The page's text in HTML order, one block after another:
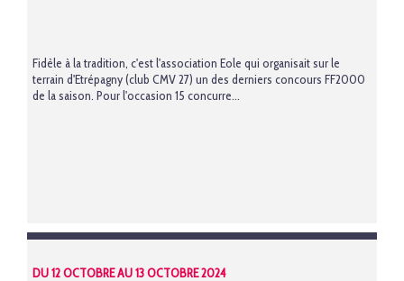
Fidèle à la tradition, c'est l'association Eole qui organisait sur le
terrain d'Etrépagny (club CMV 27) un des derniers concours FF2000
de la saison. Pour l'occasion 15 concurre...
DU 12 OCTOBRE AU 13 OCTOBRE 2024